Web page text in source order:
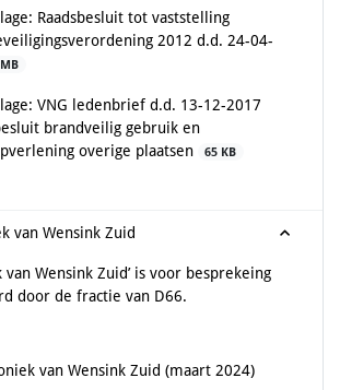
Raadsbesluit tot vaststelling
2012 d.d. 24-04-
VNG ledenbrief d.d. 13-12-2017
brandveilig gebruik en
overige plaatsen
65 KB
van Wensink Zuid
van Wensink Zuid’ is voor besprekeing
door de fractie van D66.
van Wensink Zuid (maart 2024)